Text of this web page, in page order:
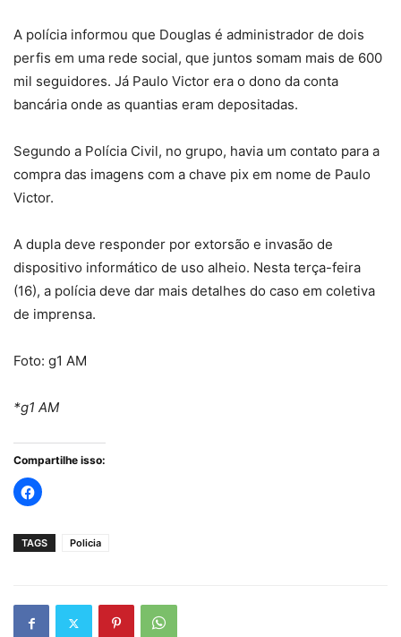
A polícia informou que Douglas é administrador de dois
perfis em uma rede social, que juntos somam mais de 600
mil seguidores. Já Paulo Victor era o dono da conta
bancária onde as quantias eram depositadas.
Segundo a Polícia Civil, no grupo, havia um contato para a
compra das imagens com a chave pix em nome de Paulo
Victor.
A dupla deve responder por extorsão e invasão de
dispositivo informático de uso alheio. Nesta terça-feira
(16), a polícia deve dar mais detalhes do caso em coletiva
de imprensa.
Foto: g1 AM
*g1 AM
Compartilhe isso:
TAGS Policia